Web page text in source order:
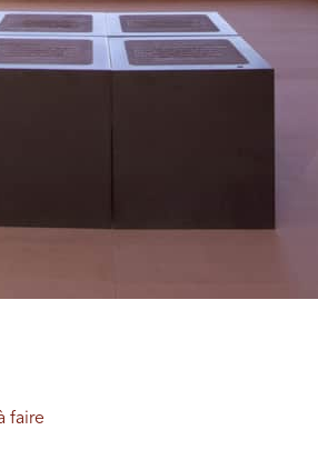
faire